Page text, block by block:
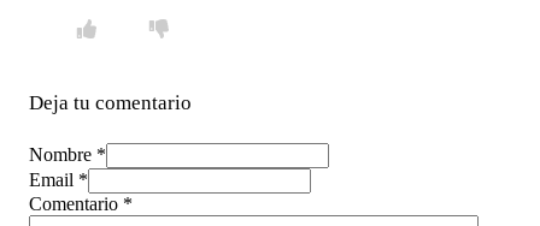
Deja tu comentario
Nombre *
Email *
Comentario *